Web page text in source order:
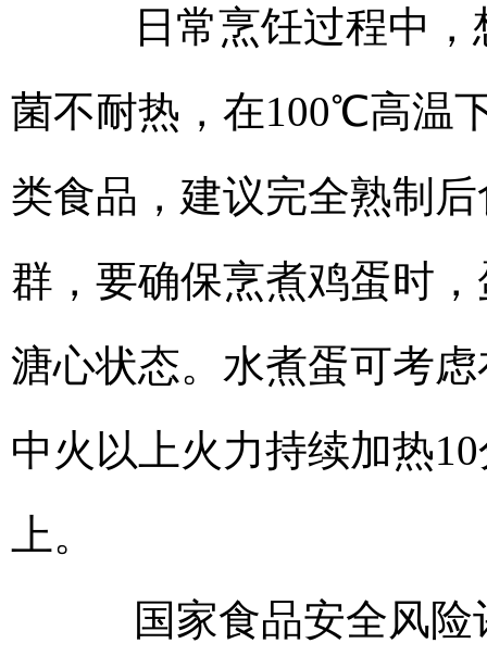
日常烹饪过程中，
菌不耐热，在100℃高温
类食品，建议完全熟制
群，要确保烹煮鸡蛋时
溏心状态。水煮蛋可考
中火以上火力持续加热
上。
国家食品安全风险